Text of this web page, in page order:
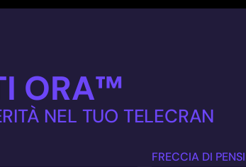
ORA™
NEL TUO TELECRAN
FRECCIA DI